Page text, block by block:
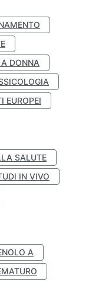
DONNA
EUROPEI
SALUTE
IN VIVO
A